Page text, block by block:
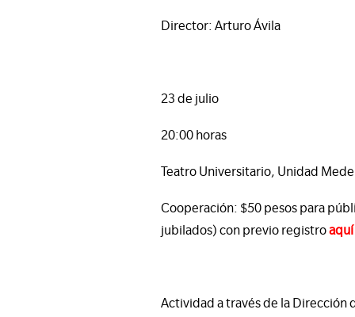
Director:Arturo Ávila
23 de julio
20:00 horas
Teatro Universitario, Unidad
Cooperación: $50 pesos para
jubilados) con previo registroaquí
Actividad a través de la Dirección